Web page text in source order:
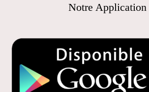
Notre Application